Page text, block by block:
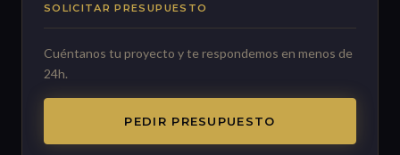
SOLICITAR PRESUPUESTO
Cuéntanos tu proyecto y te respondemos en menos de
24h.
PEDIR PRESUPUESTO